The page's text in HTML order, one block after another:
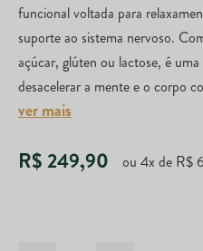
funcional voltada para
suporte ao sistema nervoso.
açúcar, glúten ou lactose, é
desacelerar a mente e o corpo
ver mais
R$249,90 ou 4x de R$
5º Magnésio